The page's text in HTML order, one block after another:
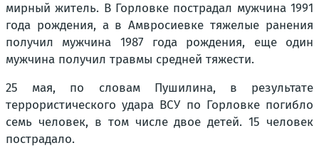
мирный житель. В Горловке пострадал мужчина 1991
года рождения, а в Амвросиевке тяжелые ранения
получил мужчина 1987 года рождения, еще один
мужчина получил травмы средней тяжести.
25 мая, по словам Пушилина, в результате
террористического удара ВСУ по Горловке погибло
семь человек, в том числе двое детей. 15 человек
пострадало.